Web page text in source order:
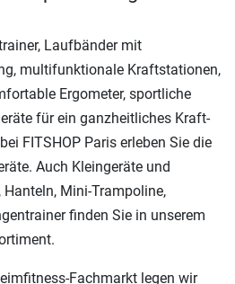
Laufbänder mit
multifunktionale Kraftstationen,
Ergometer, sportliche
für ein ganzheitliches Kraft-
FITSHOP Paris erleben Sie die
Auch Kleingeräte und
Mini-Trampoline,
finden Sie in unserem
Fachmarkt legen wir